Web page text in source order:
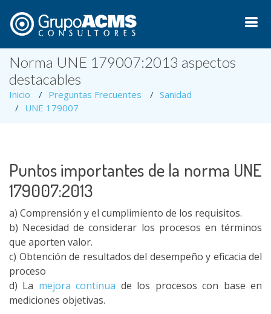
Norma UNE 179007:2013 aspectos
destacables
Inicio Preguntas Frecuentes
Sanidad
UNE 179007
Puntos importantes de la norma UNE
179007:2013
a) Comprensión y el cumplimiento de los requisitos.
b) Necesidad de considerar los procesos en términos
que aporten valor.
c) Obtención de resultados del desempeño y eficacia del
proceso
d) La mejora continua de los procesos con base en
mediciones objetivas.